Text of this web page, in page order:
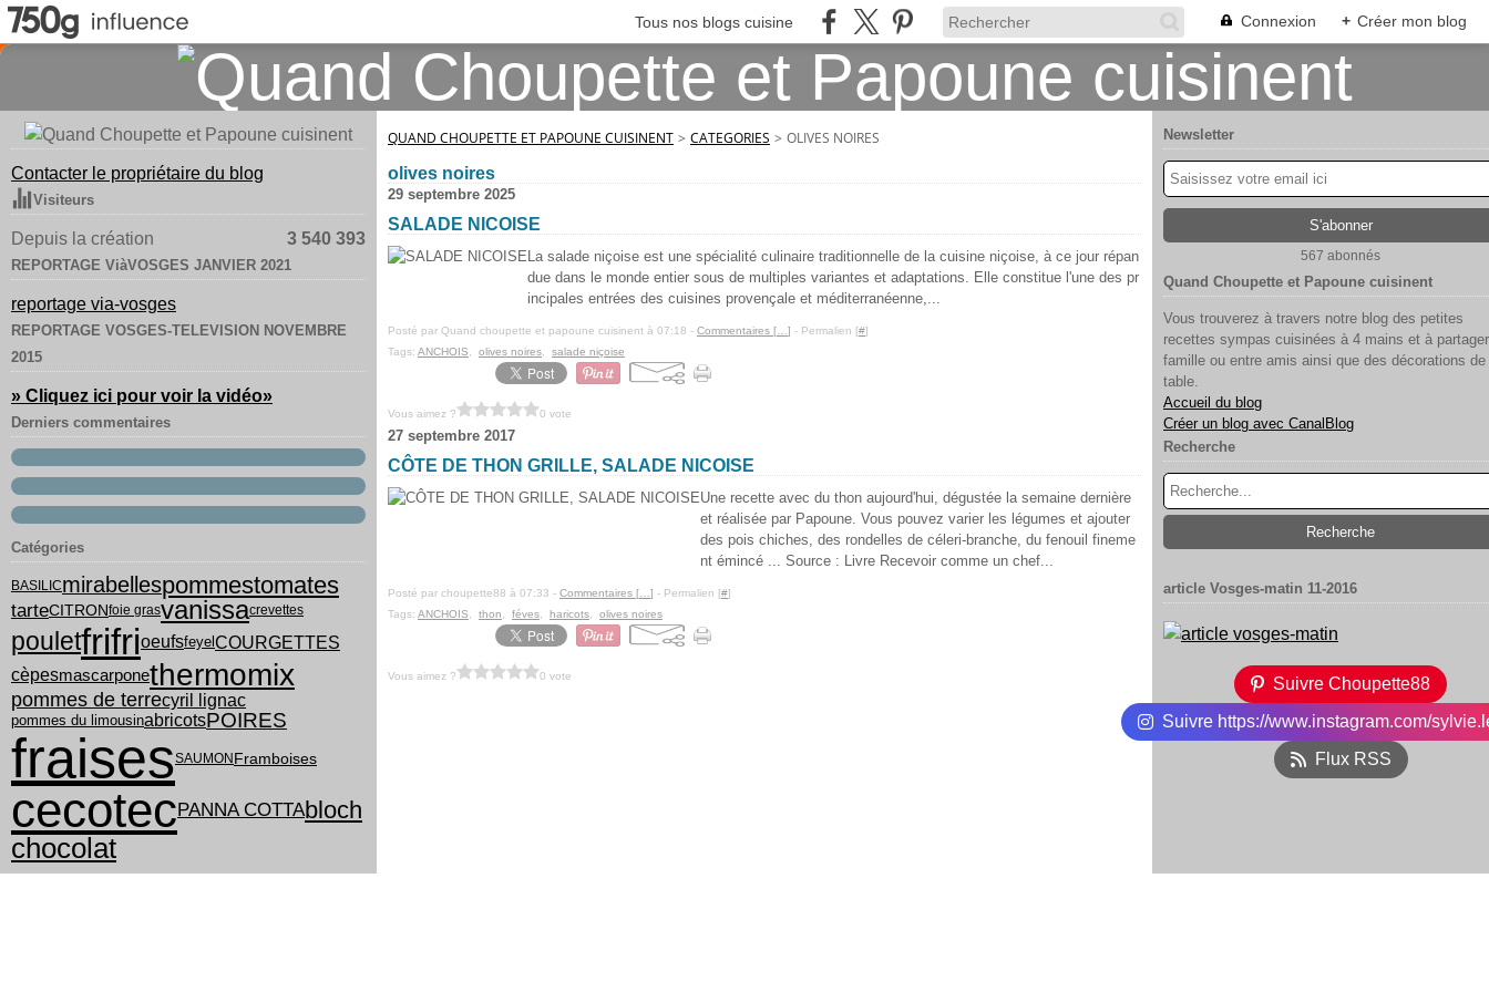
Tous nos blogs cuisine Connexion + Créer mon blog
Contacter le propriétaire du blog
Visiteurs
Depuis la création 3 540 393
REPORTAGE ViàVOSGES JANVIER 2021
reportage via-vosges
REPORTAGE VOSGES-TELEVISION NOVEMBRE
2015
» Cliquez ici pour voir la vidéo»
Derniers commentaires
Catégories
BASILICmirabellespommestomates
tarteCITRONfoie grasvanissacrevettes
pouletfrifrioeufsfeyelCOURGETTES
cèpesmascarponethermomix
pommes de terrecyril lignac
pommes du limousinabricotsPOIRES
fraisesSAUMON Framboises
cecotecPANNA COTTAbloch
chocolat
QUAND CHOUPETTE ET PAPOUNE CUISINENT > CATEGORIES > OLIVES NOIRES
olives noires
29 septembre 2025
SALADE NICOISE
La salade niçoise est une spécialité culinaire traditionnelle de la cuisine niçoise, à ce jour répan
due dans le monde entier sous de multiples variantes et adaptations. Elle constitue l'une des pr
incipales entrées des cuisines provençale et méditerranéenne,...
Posté par Quand choupette et papoune cuisinent à 07:18 - Commentaires [ ] - Permalien [#]
Tags: ANCHOIS olives noires salade niçoise
Vous aimez ? 0 vote
27 septembre 2017
CÔTE DE THON GRILLE, SALADE NICOISE
Une recette avec du thon aujourd'hui, dégustée la semaine dernière
et réalisée par Papoune. Vous pouvez varier les légumes et ajouter
des pois chiches, des rondelles de céleri-branche, du fenouil fineme
nt émincé ... Source : Livre Recevoir comme un chef...
Posté par choupette88 à 07:33 - Commentaires [ ] - Permalien [#]
Tags: ANCHOIS thon féves haricots olives noires
Vous aimez ? 0 vote
Newsletter
567 abonnés
Quand Choupette et Papoune cuisinent
Vous trouverez à travers notre blog des petites
recettes sympas cuisinées à 4 mains et à
famille ou entre amis ainsi que des décorations de
table.
Accueil du blog
Créer un blog avec CanalBlog
Recherche
article Vosges-matin 11-2016
Suivre Choupette88
Suivre https://www.instagram.com/
Flux RSS